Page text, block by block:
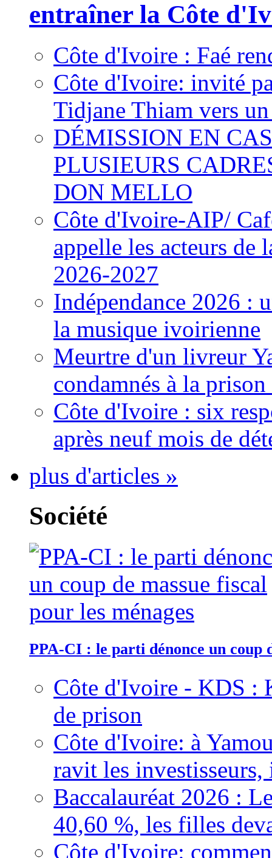
entraîner la Côte
Côte d'Ivoire : Faé
Côte d'Ivoire: invité
Tidjane Thiam vers
DÉMISSION EN
PLUSIEURS
DON MELLO
Côte d'Ivoire-AIP/
appelle les acteurs de
2026-2027
Indépendance 2026 :
la musique ivoirienne
Meurtre d'un livreur
condamnés à la
Côte d'Ivoire : six
après neuf mois de
plus d'articles »
Société
PPA-CI : le parti dénonce un coup
Côte d'Ivoire - KDS :
de prison
Côte d'Ivoire: à
ravit les
Baccalauréat 2026 :
40,60 %, les filles
Côte d'Ivoire: